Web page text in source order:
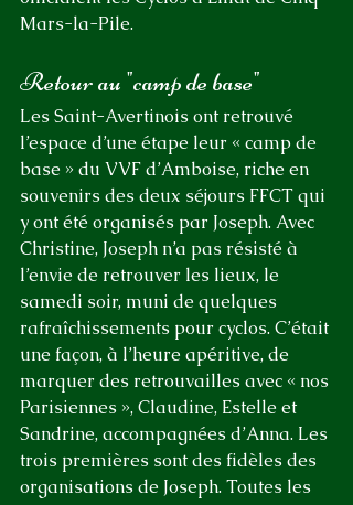
Mars-la-Pile.
Retour au "camp de base"
Les Saint-Avertinois ont retrouvé
l’espace d’une étape leur « camp de
base » du VVF d’Amboise, riche en
souvenirs des deux séjours FFCT qui
y ont été organisés par Joseph. Avec
Christine, Joseph n’a pas résisté à
l’envie de retrouver les lieux, le
samedi soir, muni de quelques
rafraîchissements pour cyclos. C’était
une façon, à l’heure apéritive, de
marquer des retrouvailles avec « nos
Parisiennes », Claudine, Estelle et
Sandrine, accompagnées d’Anna. Les
trois premières sont des fidèles des
organisations de Joseph. Toutes les